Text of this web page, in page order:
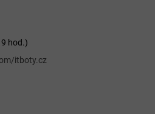
hod.)
itboty.cz